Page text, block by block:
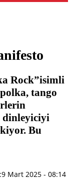
Rock”isimli
tango
dinleyiciyi
Bu
9 Mart 2025 - 08:14